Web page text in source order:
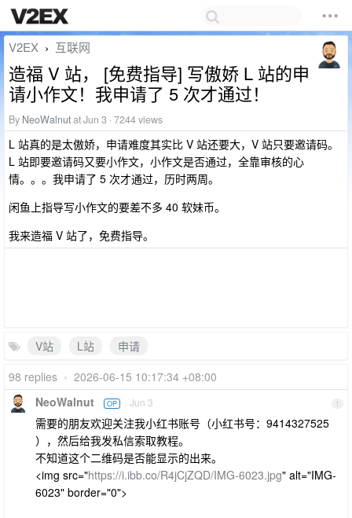
V2EX › 互联网
造福 V 站， [免费指导] 写傲娇 L 站的申
请小作文！我申请了 5 次才通过！
By NeoWalnutat Jun 3 · 7244 views
L 站真的是太傲娇，申请难度其实比 V 站还要大，V 站只要邀请码。
L 站即要邀请码又要小作文，小作文是否通过，全靠审核的心
情。。。我申请了 5 次才通过，历时两周。
闲鱼上指导写小作文的要差不多 40 软妹币。
我来造福 V 站了，免费指导。
V站 L站
申请
98 replies • 2026-06-15 10:17:34 +08:00
1
NeoWalnut OP Jun 3
需要的朋友欢迎关注我小红书账号（小红书号：9414327525
），然后给我发私信索取教程。
不知道这个二维码是否能显示的出来。
<img src="https://i.ibb.co/R4jCjZQD/IMG-6023.jpg" alt="IMG-
6023" border="0">